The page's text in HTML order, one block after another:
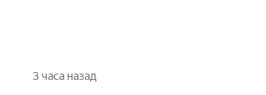
3 часа назад